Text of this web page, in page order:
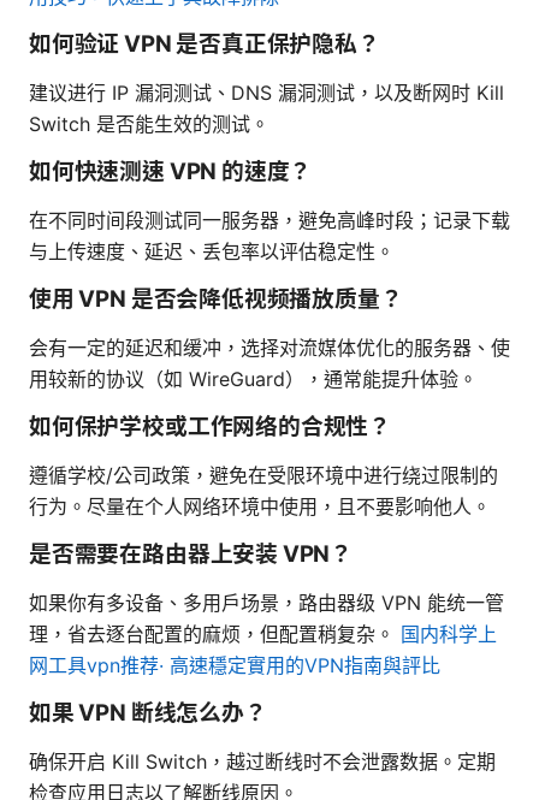
如何验证 VPN 是否真正保护隐私？
建议进行 IP 漏洞测试、DNS 漏洞测试，以及断网时 Kill
Switch 是否能生效的测试。
如何快速测速 VPN 的速度？
在不同时间段测试同一服务器，避免高峰时段；记录下载
与上传速度、延迟、丢包率以评估稳定性。
使用 VPN 是否会降低视频播放质量？
会有一定的延迟和缓冲，选择对流媒体优化的服务器、使
用较新的协议（如 WireGuard），通常能提升体验。
如何保护学校或工作网络的合规性？
遵循学校/公司政策，避免在受限环境中进行绕过限制的
行为。尽量在个人网络环境中使用，且不要影响他人。
是否需要在路由器上安装 VPN？
如果你有多设备、多用户场景，路由器级 VPN 能统一管
理，省去逐台配置的麻烦，但配置稍复杂。 国内科学上
网工具vpn推荐· 高速穩定實用的VPN指南與評比
如果 VPN 断线怎么办？
确保开启 Kill Switch，越过断线时不会泄露数据。定期
检查应用日志以了解断线原因。